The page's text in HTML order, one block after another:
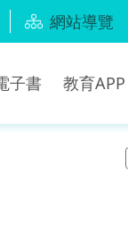
網站導覽
子書 教育APP